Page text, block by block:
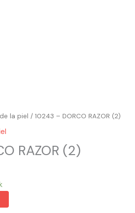
la piel / 10243 – DORCO RAZOR (2)
RAZOR (2)